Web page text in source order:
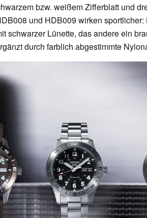
bzw. weißem Zifferblatt und
und HDB009 wirken sportlicher:
schwarzer Lünette, das andere ein
durch farblich abgestimmte